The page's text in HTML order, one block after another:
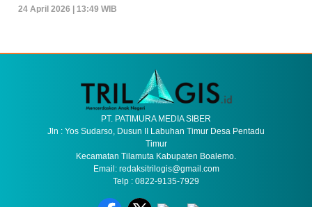
24 April 2026 | 13:49 WIB
PT. PATIMURA MEDIA SIBER
Jln : Yos Sudarso, Dusun II Labuhan Timur Desa Pentadu
Timur
Kecamatan Tilamuta Kabupaten Boalemo.
Email: redaksitrilogis@gmail.com
Telp : 0822-9135-7929